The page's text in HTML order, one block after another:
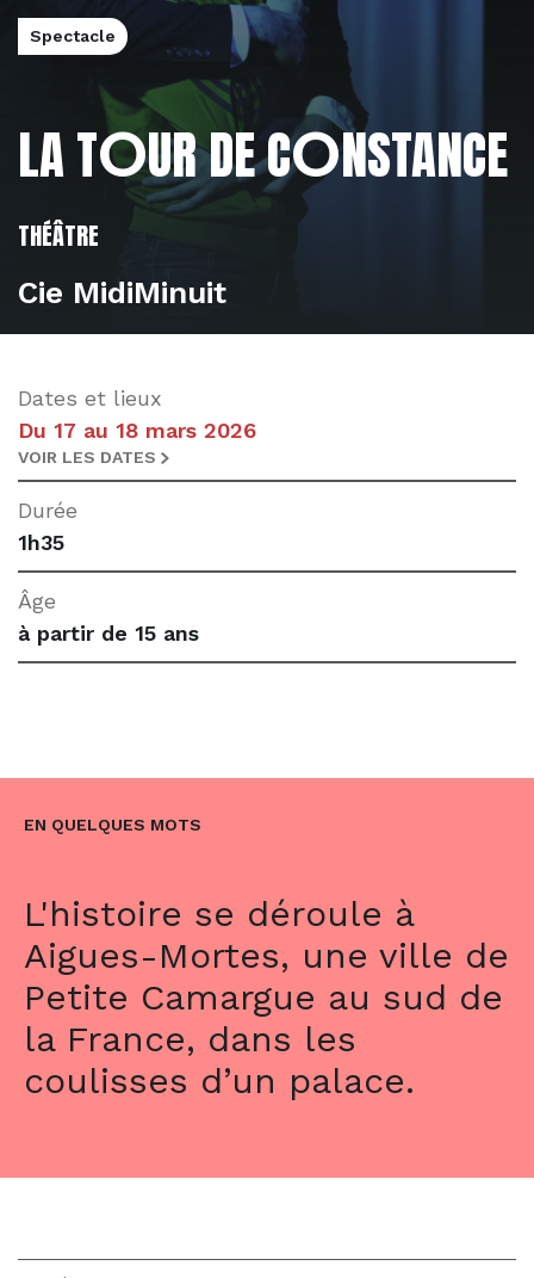
Spectacle
LA TOUR DE CONSTANCE
THÉÂTRE
Cie MidiMinuit
Dates et lieux
Du 17 au 18 mars 2026
VOIR LES DATES
Durée
1h35
Âge
à partir de 15 ans
EN QUELQUES MOTS
L'histoire se déroule à
Aigues-Mortes, une ville de
Petite Camargue au sud de
la France, dans les
coulisses d’un palace.
L'éditorial
L'actualité